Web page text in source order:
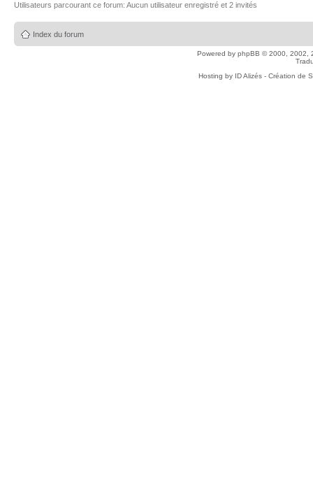
Utilisateurs parcourant ce forum: Aucun utilisateur enregistré et 2 invités
Index du forum
Powered by phpBB © 2000, 2002,
Hosting by ID Alizés - Création de